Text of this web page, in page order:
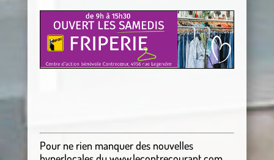
Pour ne rien manquer des nouvelles